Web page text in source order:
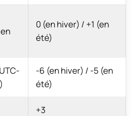
0 (en hiver) / +1 (en
été)
-6 (en hiver) / -5 (en
été)
+3